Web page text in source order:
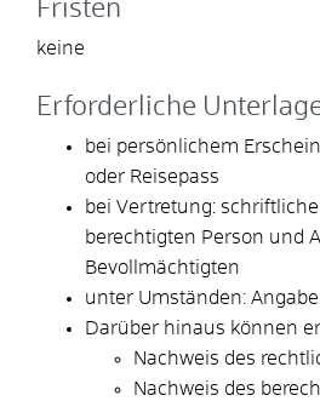
Fristen
keine
Erforderliche
bei persönlichem
oder Reisepass
bei Vertretung:
berechtigten Person und
Bevollmächtigten
unter Umständen:
Darüber hinaus können
Nachweis des
Nachweis des